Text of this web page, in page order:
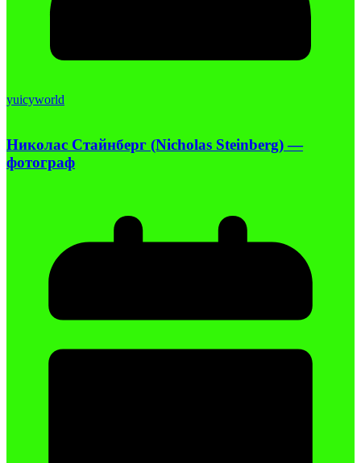
yuicyworld
Николас Стайнберг (Nicholas Steinberg) —
фотограф